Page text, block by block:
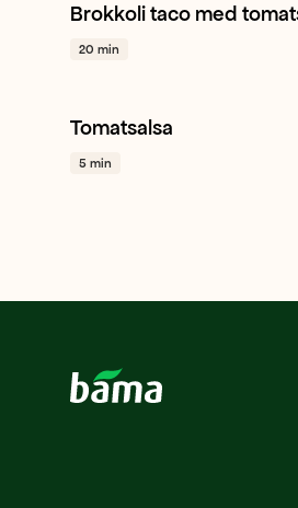
Brokkoli Hvitløk Avokado
Brokkoli taco med
20 min
Cherrytomat
Tomatsalsa
5 min